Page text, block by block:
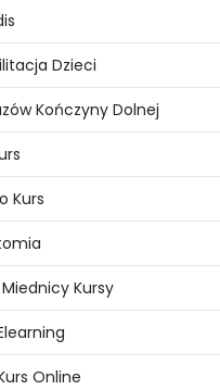
Dzieci
Kończyny Dolnej
Kurs
Kursy
Online